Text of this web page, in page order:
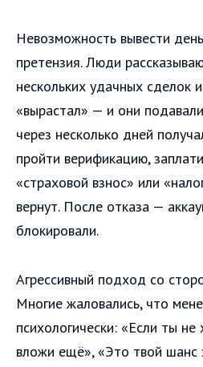
Невозможность вывести
претензия. Люди
нескольких удачных сделок
«вырастал» — и они
через несколько дней
пройти верификацию,
«страховой взнос» или
вернут. После отказа —
блокировали.
Агрессивный подход со
Многие жаловались, что
психологически: «Если ты
вложи ещё», «Это твой шанс